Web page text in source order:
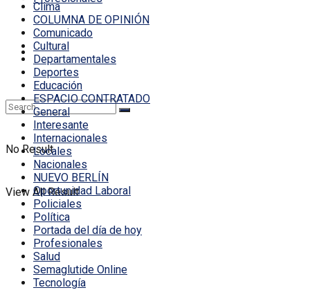
No Result
View All Result
Clima
COLUMNA DE OPINIÓN
Comunicado
Cultural
Departamentales
Deportes
Educación
ESPACIO CONTRATADO
General
Interesante
Internacionales
Locales
Nacionales
NUEVO BERLÍN
Oportunidad Laboral
Policiales
Política
Portada del día de hoy
Profesionales
Salud
Semaglutide Online
Tecnología